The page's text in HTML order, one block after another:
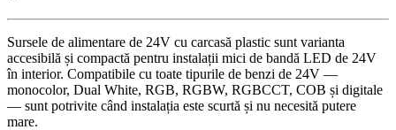
Sursele de alimentare de 24V cu carcasă plastic sunt varianta
accesibilă și compactă pentru instalații mici de bandă LED de 24V
în interior. Compatibile cu toate tipurile de benzi de 24V —
monocolor, Dual White, RGB, RGBW, RGBCCT, COB și digitale
— sunt potrivite când instalația este scurtă și nu necesită putere
mare.